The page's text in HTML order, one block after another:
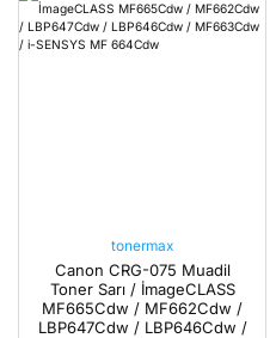
tonermax
Canon CRG-075 Muadil
Toner Sarı / İmageCLASS
MF665Cdw / MF662Cdw /
LBP647Cdw / LBP646Cdw /